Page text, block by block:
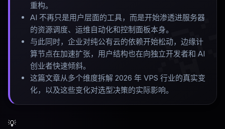
重构。
AI 不再只是用户层面的工具，而是开始渗透进服务器
的资源调度、运维自动化和控制面板本身。
与此同时，企业对纯公有云的依赖开始松动，边缘计
算节点在加速扩张，用户结构也在向独立开发者和 AI
创业者快速倾斜。
这篇文章从多个维度拆解 2026 年 VPS 行业的真实变
化，以及这些变化对选型决策的实际影响。
💡